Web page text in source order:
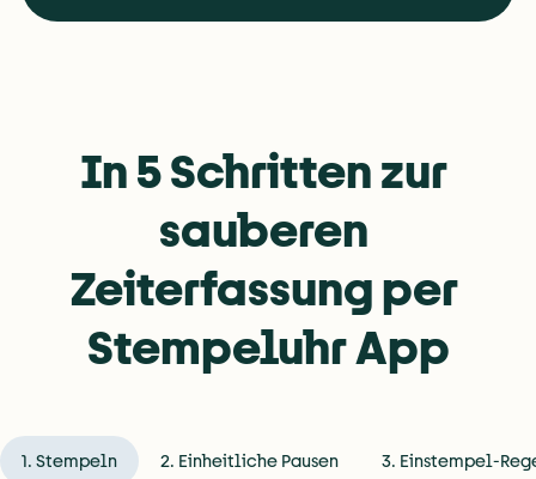
In 5 Schritten zur
sauberen
Zeiterfassung per
Stempeluhr App
1. Stempeln 2. Einheitliche Pausen 3. Einstempel-